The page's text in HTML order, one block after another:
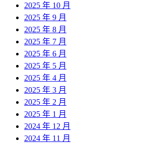
2025 年 10 月
2025 年 9 月
2025 年 8 月
2025 年 7 月
2025 年 6 月
2025 年 5 月
2025 年 4 月
2025 年 3 月
2025 年 2 月
2025 年 1 月
2024 年 12 月
2024 年 11 月